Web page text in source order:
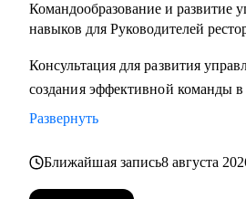
Командообразование и развитие
навыков для Руководителей
Консультация для развития
создания эффективной команды
Развернуть
Ближайшая запись8 августа